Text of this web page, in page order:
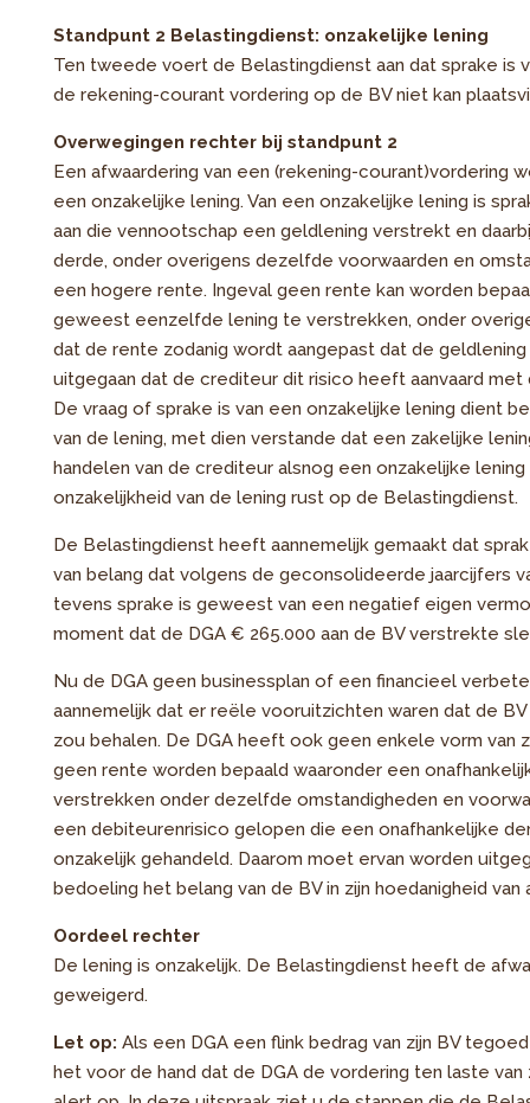
Standpunt 2 Belastingdienst: onzakelijke lening
Ten tweede voert de Belastingdienst aan dat sprake is
de rekening-courant vordering op de BV niet kan
Overwegingen rechter bij standpunt 2
Een afwaardering van een (rekening-courant)vordering
een onzakelijke lening. Van een onzakelijke lening is
aan die vennootschap een geldlening verstrekt en
derde, onder overigens dezelfde voorwaarden en
een hogere rente. Ingeval geen rente kan worden
geweest eenzelfde lening te verstrekken, onder
dat de rente zodanig wordt aangepast dat de
uitgegaan dat de crediteur dit risico heeft aanvaard
De vraag of sprake is van een onzakelijke lening dient
van de lening, met dien verstande dat een zakelijke
handelen van de crediteur alsnog een onzakelijke
onzakelijkheid van de lening rust op de Belastingdienst.
De Belastingdienst heeft aannemelijk gemaakt dat
van belang dat volgens de geconsolideerde jaarcijfers
tevens sprake is geweest van een negatief eigen
moment dat de DGA € 265.000 aan de BV verstrekte
Nu de DGA geen businessplan of een financieel
aannemelijk dat er reële vooruitzichten waren dat de
zou behalen. De DGA heeft ook geen enkele vorm van
geen rente worden bepaald waaronder een
verstrekken onder dezelfde omstandigheden en
een debiteurenrisico gelopen die een onafhankelijke
onzakelijk gehandeld. Daarom moet ervan worden
bedoeling het belang van de BV in zijn hoedanigheid
Oordeel rechter
De lening is onzakelijk. De Belastingdienst heeft de
geweigerd.
Let op: Als een DGA een flink bedrag van zijn BV
het voor de hand dat de DGA de vordering ten laste